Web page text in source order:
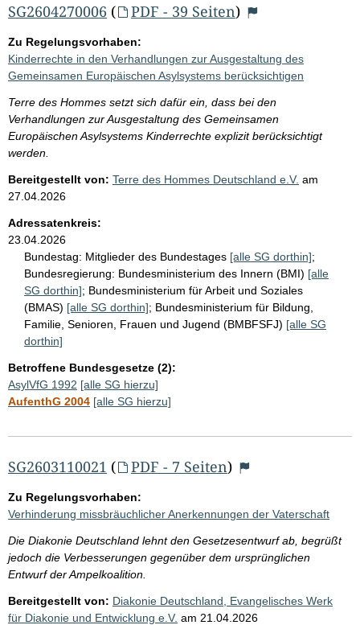
SG2604270006 ( PDF - 39 Seiten)
Zu Regelungsvorhaben:
Kinderrechte in den Verhandlungen zur Ausgestaltung des
Gemeinsamen Europäischen Asylsystems berücksichtigen
Terre des Hommes setzt sich dafür ein, dass bei den
Verhandlungen zur Ausgestaltung des Gemeinsamen
Europäischen Asylsystems Kinderrechte explizit berücksichtigt
werden.
Bereitgestellt von: Terre des Hommes Deutschland e.V. am
27.04.2026
Adressatenkreis:
23.04.2026
Bundestag: Mitglieder des Bundestages [alle SG dorthin];
Bundesregierung: Bundesministerium des Innern (BMI) [alle
SG dorthin]; Bundesministerium für Arbeit und Soziales
(BMAS) [alle SG dorthin]; Bundesministerium für Bildung,
Familie, Senioren, Frauen und Jugend (BMBFSFJ) [alle SG
dorthin]
Betroffene Bundesgesetze (2):
AsylVfG 1992 [alle SG hierzu]
AufenthG 2004 [alle SG hierzu]
SG2603110021 ( PDF - 7 Seiten)
Zu Regelungsvorhaben:
Verhinderung missbräuchlicher Anerkennungen der Vaterschaft
Die Diakonie Deutschland lehnt den Gesetzesentwurf ab, begrüßt
jedoch die Verbesserungen gegenüber dem ursprünglichen
Entwurf der Ampelkoalition.
Bereitgestellt von: Diakonie Deutschland, Evangelisches Werk
für Diakonie und Entwicklung e.V. am 21.04.2026